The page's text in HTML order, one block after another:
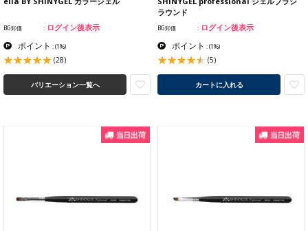
BG卸価 ログイン後表示
ポイント :(1%)
(28)
バリエーション一覧へ
ラウンド
BG卸価 ログイン後表示
ポイント :(1%)
(5)
カートに入れる